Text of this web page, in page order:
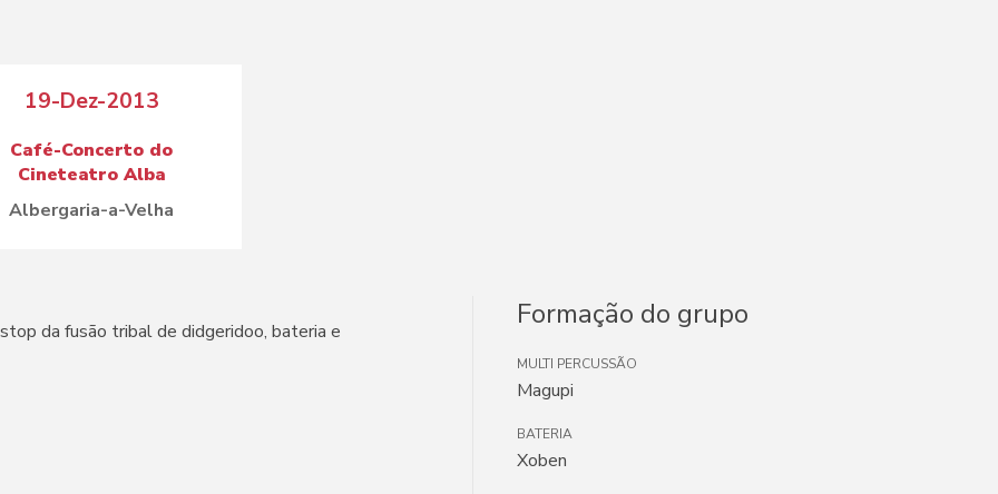
19-Dez-2013
Café-Concerto do
Cineteatro Alba
Albergaria-a-Velha
da fusão tribal de didgeridoo, bateria e
Formação do grupo
MULTI PERCUSSÃO
Magupi
BATERIA
Xoben